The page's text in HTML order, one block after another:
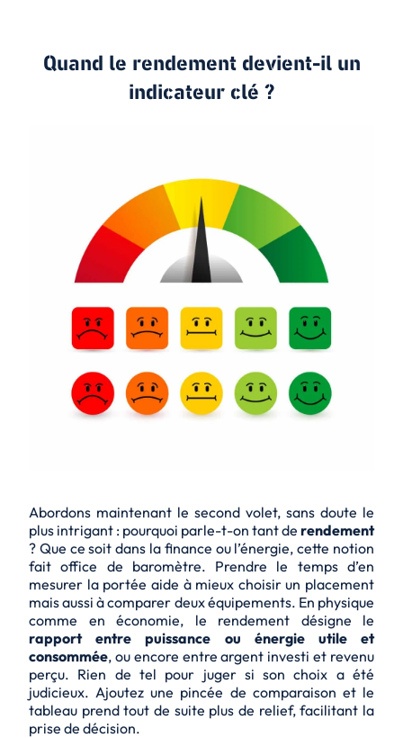
Quand le rendement devient-il un
indicateur clé ?
Abordons maintenant le second volet, sans doute le
plus intrigant : pourquoi parle-t-on tant de rendement
? Que ce soit dans la finance ou l’énergie, cette notion
fait office de baromètre. Prendre le temps d’en
mesurer la portée aide à mieux choisir un placement
mais aussi à comparer deux équipements. En physique
comme en économie, le rendement désigne le
rapport entre puissance ou énergie utile et
consommée, ou encore entre argent investi et revenu
perçu. Rien de tel pour juger si son choix a été
judicieux. Ajoutez une pincée de comparaison et le
tableau prend tout de suite plus de relief, facilitant la
prise de décision.